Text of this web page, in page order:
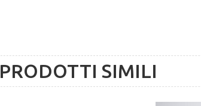
PRODOTTI SIMILI